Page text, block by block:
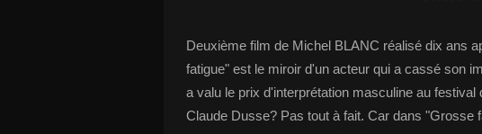
Deuxième film de Michel BLANC réalisé dix ans
fatigue" est le miroir d'un acteur qui a cassé son
a valu le prix d'interprétation masculine au
Claude Dusse? Pas tout à fait. Car dans "Grosse